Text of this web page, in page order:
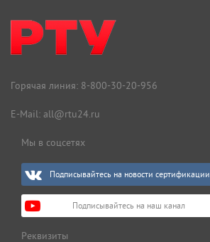
Горячая линия: 8-800-30-20-956
E-Mail: all@rtu24.ru
Мы в соцсетях
Подписывайтесь на новости сертификации
Подписывайтесь на наш канал
Реквизиты